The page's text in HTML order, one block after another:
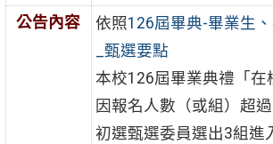
公告內容
依照126屆畢典-畢業生
_甄選要點
本校126屆畢業典禮「在
因報名人數（或組）超
初選甄選委員選出3組進